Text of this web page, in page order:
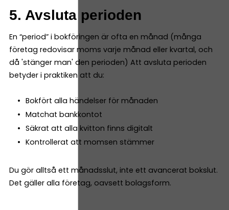
5. Avsluta perioden
En “period” i bokföringen är ofta en månad (många
företag redovisar moms varje månad eller kvartal, och
då 'stänger man' den perioden) Att avsluta perioden
betyder i praktiken att du:
Bokfört alla händelser för månaden
Matchat bankkontot
Säkrat att alla kvitton finns digitalt
Kontrollerat att momsen stämmer
Du gör alltså ett månadsslut, inte ett avancerat bokslut.
Det gäller alla företag, oavsett bolagsform.